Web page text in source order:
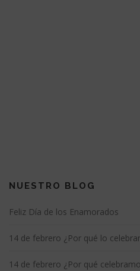
NUESTRO BLOG
Feliz Día de los Enamorados
14 de febrero ¿Por qué lo
14 de febrero ¿Por qué